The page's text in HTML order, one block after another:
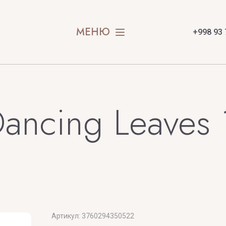
МЕНЮ +998 93
Leaves
Артикул: 3760294350522
X Y